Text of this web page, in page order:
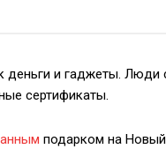
деньги и гаджеты.
сертификаты.
подарком на